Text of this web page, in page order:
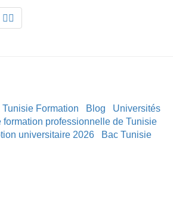
Tunisie Formation Blog
Universités
formation professionnelle de Tunisie
universitaire 2026
Bac Tunisie